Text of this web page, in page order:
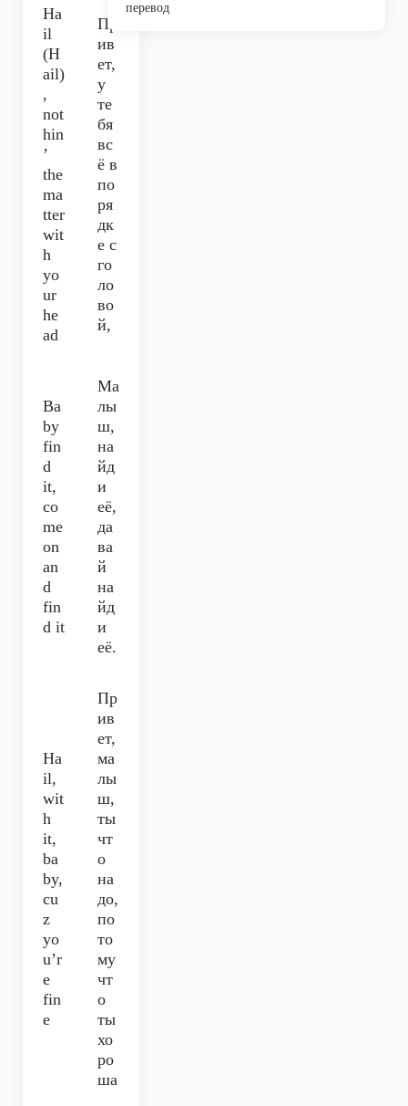
Ha
il
(H
ail)
,
not
hin
’
the
ma
tter
wit
h
yo
ur
he
ad
Пр
ив
ет,
у
те
бя
вс
ё в
по
ря
дк
е с
го
ло
во
й,
Ba
by
fin
d
it,
co
me
on
an
d
fin
d it
Ма
лы
ш,
на
йд
и
её,
да
ва
й
на
йд
и
её.
Ha
il,
wit
h
it,
ba
by,
cu
z
yo
u’r
e
fin
e
Пр
ив
ет,
ма
лы
ш,
ты
чт
о
на
до,
по
то
му
чт
о
ты
хо
ро
ша
перевод